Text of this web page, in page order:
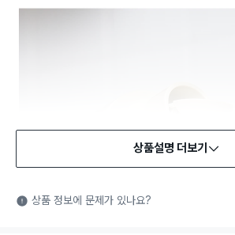
식품용 기구: 식품위생법에서 정한 규격
는 식품첨가물에 사용할 수 있는 식품용
상품설명 더보기
상품 정보에 문제가 있나요?